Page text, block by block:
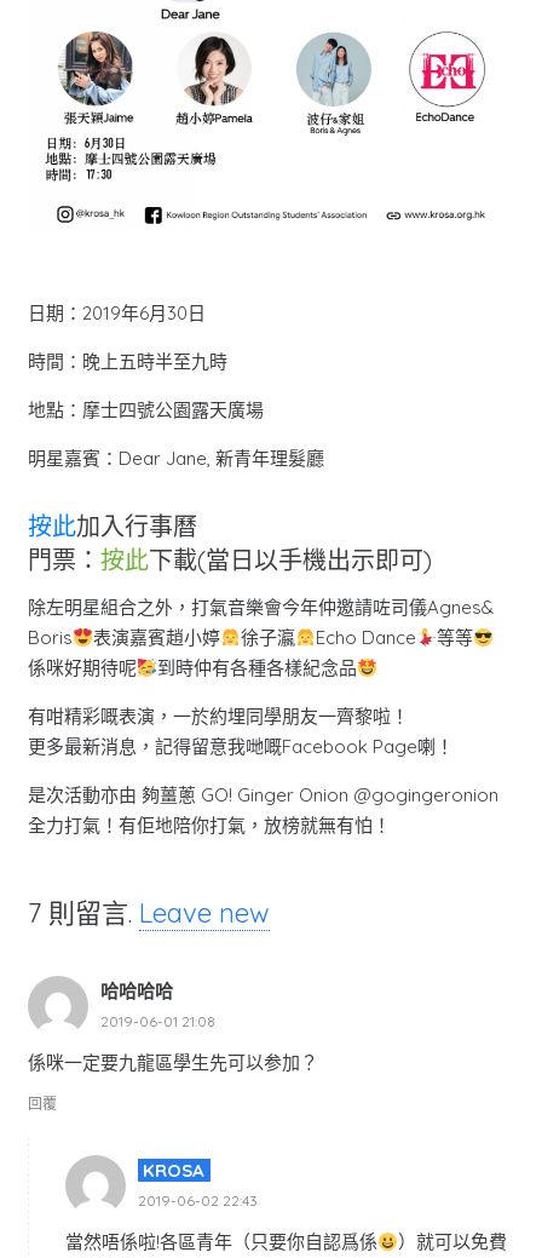
日期：2019年6月30日
時間：晚上五時半至九時
地點：摩士四號公園露天廣場
明星嘉賓：Dear Jane, 新青年理髮廳
按此加入行事曆
門票： 按此下載(當日以手機出示即可)
除左明星組合之外，打氣音樂會今年仲邀請咗司儀Agnes&
Boris
表演嘉賓趙小婷 徐子瀛 Echo Dance
等等
係咪好期待呢
到時仲有各種各樣紀念品
有咁精彩嘅表演，一於約埋同學朋友一齊黎啦！
更多最新消息，記得留意我哋嘅Facebook Page喇！
是次活動亦由 夠薑蔥 GO! Ginger Onion @gogingeronion
全力打氣！有佢地陪你打氣，放榜就無有怕！
7 則留言. Leave new
哈哈哈哈
2019-06-01 21:08
係咪一定要九龍區學生先可以参加？
回覆
KROSA
2019-06-02 22:43
當然唔係啦!各區青年（只要你自認爲係
）就可以免費